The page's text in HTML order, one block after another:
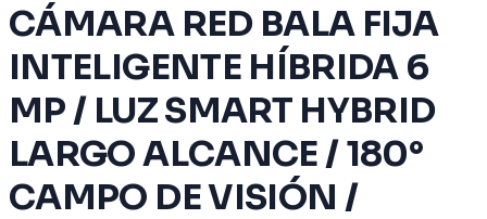
CÁMARA RED BALA FIJA
INTELIGENTE HÍBRIDA 6
MP / LUZ SMART HYBRID
LARGO ALCANCE / 180°
CAMPO DE VISIÓN /